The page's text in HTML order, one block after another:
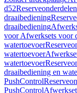
d52
draaibediening
draaibediening
voor Afwerksets voor
watertoevoer
watertoevoer
watertoevoer
draaibediening en
PushControl
PushControl